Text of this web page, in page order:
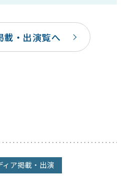
載・出演覧へ
ィア掲載・出演